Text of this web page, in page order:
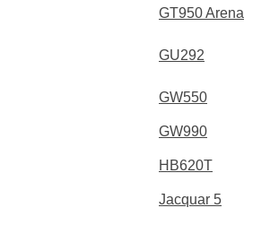
GT950 Arena
GU292
GW550
GW990
HB620T
Jacquar 5